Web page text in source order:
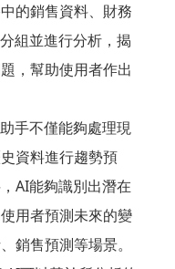
的銷售資料、財務
組並進行分析，揭
，幫助使用者作出
手不僅能夠處理現
資料進行趨勢預
AI能夠識別出潛在
用者預測未來的變
銷售預測等場景。